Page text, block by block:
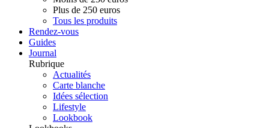
Plus de 250 euros
Tous les produits
Rendez-vous
Guides
Journal
Rubrique
Actualités
Carte blanche
Idées sélection
Lifestyle
Lookbook